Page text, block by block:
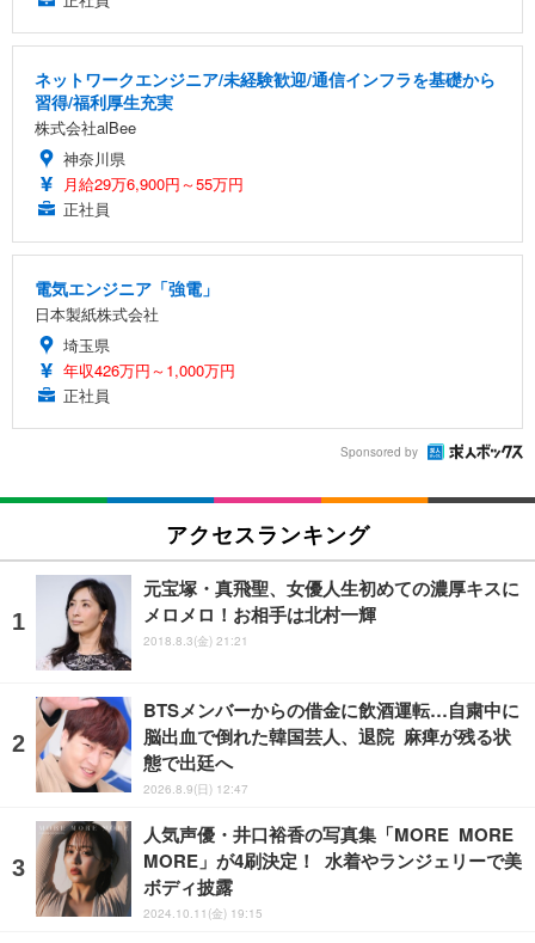
ネットワークエンジニア/未経験歓迎/通信インフラを基礎から
習得/福利厚生充実
株式会社alBee
神奈川県
月給29万6,900円～55万円
正社員
電気エンジニア「強電」
日本製紙株式会社
埼玉県
年収426万円～1,000万円
正社員
Sponsored by
アクセスランキング
元宝塚・真飛聖、女優人生初めての濃厚キスに
メロメロ！お相手は北村一輝
2018.8.3(金) 21:21
BTSメンバーからの借金に飲酒運転…自粛中に
脳出血で倒れた韓国芸人、退院 麻痺が残る状
態で出廷へ
2026.8.9(日) 12:47
人気声優・井口裕香の写真集「MORE MORE
MORE」が4刷決定！ 水着やランジェリーで美
ボディ披露
2024.10.11(金) 19:15